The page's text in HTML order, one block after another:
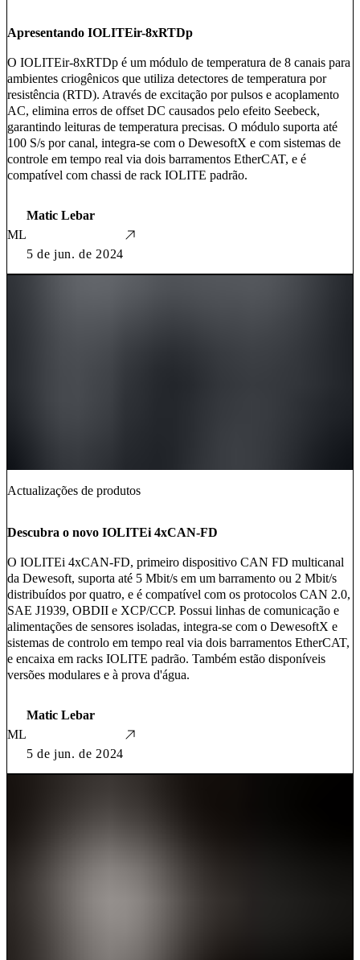
Apresentando IOLITEir-8xRTDp
O IOLITEir-8xRTDp é um módulo de temperatura de 8 canais para
ambientes criogênicos que utiliza detectores de temperatura por
resistência (RTD). Através de excitação por pulsos e acoplamento
AC, elimina erros de offset DC causados pelo efeito Seebeck,
garantindo leituras de temperatura precisas. O módulo suporta até
100 S/s por canal, integra-se com o DewesoftX e com sistemas de
controle em tempo real via dois barramentos EtherCAT, e é
compatível com chassi de rack IOLITE padrão.
ML
Matic Lebar
5 de jun. de 2024
Actualizações de produtos
Descubra o novo IOLITEi 4xCAN-FD
O IOLITEi 4xCAN-FD, primeiro dispositivo CAN FD multicanal
da Dewesoft, suporta até 5 Mbit/s em um barramento ou 2 Mbit/s
distribuídos por quatro, e é compatível com os protocolos CAN 2.0,
SAE J1939, OBDII e XCP/CCP. Possui linhas de comunicação e
alimentações de sensores isoladas, integra-se com o DewesoftX e
sistemas de controlo em tempo real via dois barramentos EtherCAT,
e encaixa em racks IOLITE padrão. Também estão disponíveis
versões modulares e à prova d'água.
ML
Matic Lebar
5 de jun. de 2024